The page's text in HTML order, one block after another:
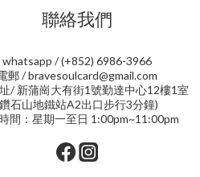
聯絡我們
whatsapp / (+852) 6986-3966
郵 / bravesoulcard@gmail.com
/ 新蒲崗大有街1號勤達中心12樓1室
石山地鐵站A2出口步行3分鐘)
間：星期一至日 1:00pm~11:00pm